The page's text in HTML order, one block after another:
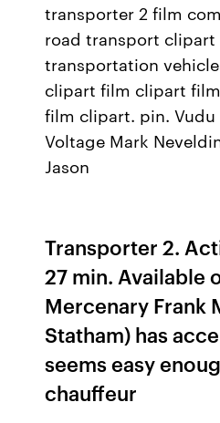
transporter 2 film
road transport
transportation
clipart film clipart
film clipart. pin. Vudu
Voltage Mark
Jason
Transporter 2.
27 min. Available
Mercenary Frank
Statham) has
seems easy
chauffeur